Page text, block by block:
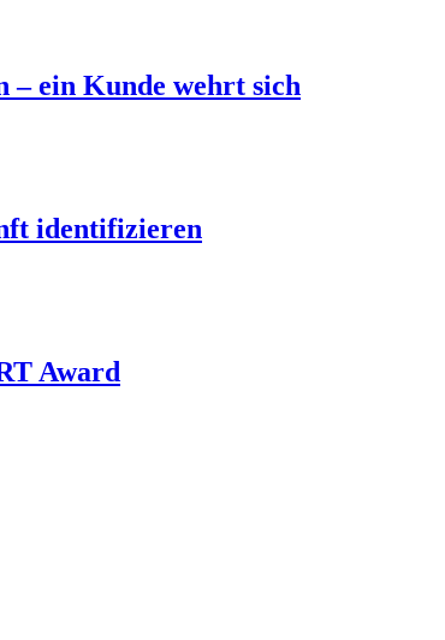
– ein Kunde wehrt sich
identifizieren
Award